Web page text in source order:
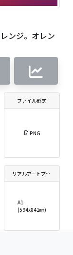
ンジ。オレン
ファイル形式
PNG
リアルアートプリントサイズ
A1
(594x841㎜)